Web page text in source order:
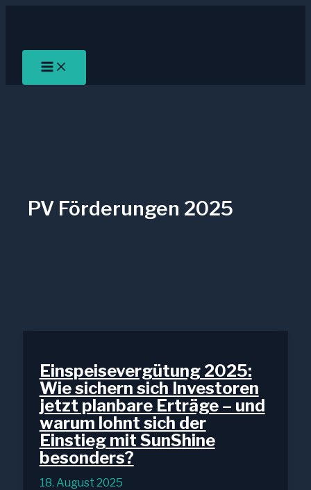
springen
PV Förderungen 2025
Einspeisevergütung 2025:
Wie sichern sich Investoren
jetzt planbare Erträge – und
warum lohnt sich der
Einstieg mit SunShine
besonders?
18. August 2025